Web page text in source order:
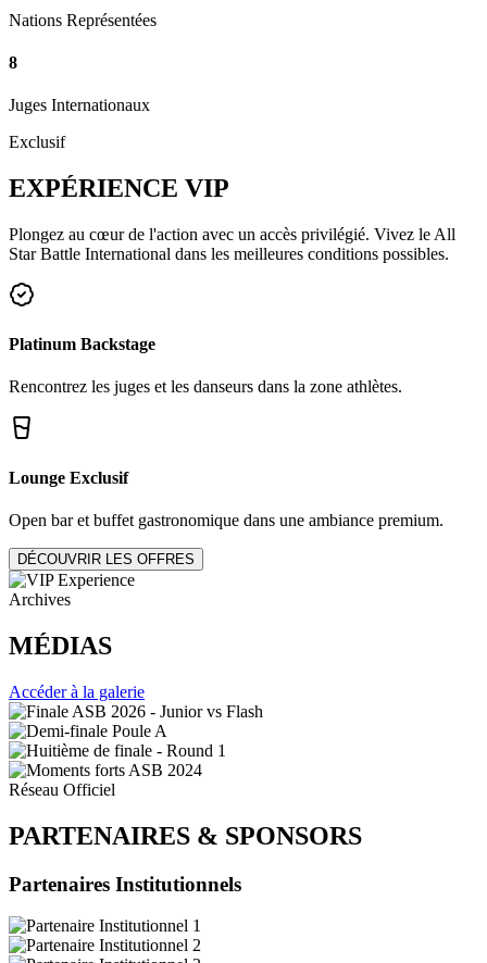
Nations Représentées
8
Juges Internationaux
Exclusif
EXPÉRIENCE VIP
Plongez au cœur de l'action avec un accès privilégié. Vivez le All
Star Battle International dans les meilleures conditions possibles.
Platinum Backstage
Rencontrez les juges et les danseurs dans la zone athlètes.
Lounge Exclusif
Open bar et buffet gastronomique dans une ambiance premium.
DÉCOUVRIR LES OFFRES
Archives
MÉDIAS
Accéder à la galerie
Réseau Officiel
PARTENAIRES & SPONSORS
Partenaires Institutionnels